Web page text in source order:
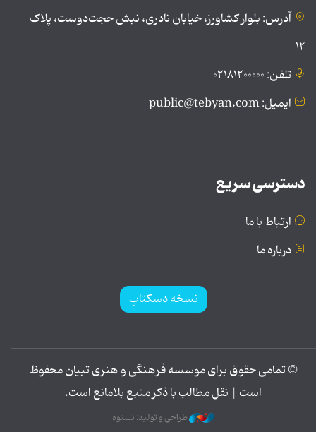
آدرس: بلوار کشاورز، خیابان نادری، نبش حجت‌دوست، پلاک
۱۲
تلفن: ۰۲۱۸۱۲۰۰۰۰۰
ایمیل: public@tebyan.com
دسترسی سریع
ارتباط با ما
درباره ما
نسخه دسکتاپ
© تمامی حقوق برای موسسه فرهنگی و هنری تبیان محفوظ
است | نقل مطالب با ذکر منبع بلامانع است.
طراحی و تولید: نستوه